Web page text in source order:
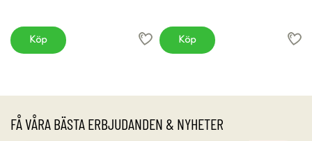
Köp Köp
FÅ VÅRA BÄSTA ERBJUDANDEN & NYHETER